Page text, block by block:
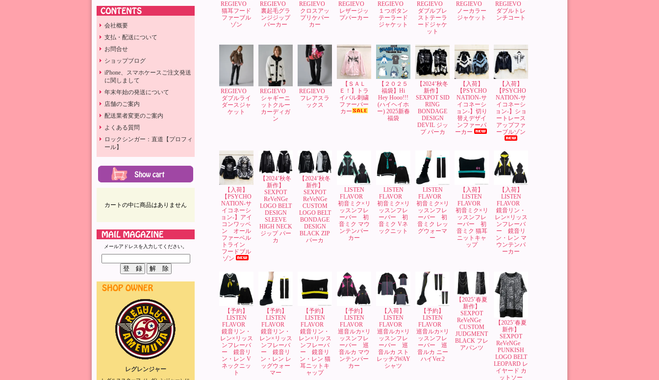
会社概要
支払・配送について
お問合せ
ショップブログ
iPhone、スマホケースご注文発送
に関しまして
年末年始の発送について
店舗のご案内
配送業者変更のご案内
よくある質問
ロックシンガー：直道【プロフィ
ール】
カートの中に商品はありません
メールアドレスを入力してください。
レグレンジャー
REGIEVO
猫耳フード
ファーブル
ゾン
REGIEVO
裏起毛グラ
ンジジップ
パーカー
REGIEVO
クロスアッ
プリケパー
カー
REGIEVO
レザージッ
プパーカー
REGIEVO
１つボタン
テーラード
ジャケット
REGIEVO
ダブルブレ
ストテーラ
ードジャケ
ット
REGIEVO
ノーカラー
ジャケット
REGIEVO
ダブルトレ
ンチコート
REGIEVO
ダブルライ
ダースジャ
ケット
REGIEVO
シャギーニ
ットクルー
カーディガ
ン
REGIEVO
フレアスラ
ックス
【ＳＡＬ
Ｅ！】トラ
イバル刺繍
ファーパー
カー
【２０２５
福袋】Hi
Hey Hooo!!!
(ハイヘイホ
ー) 2025新春
福袋
【2024’秋冬
新作】
SEXPOT SID
RING
BONDAGE
DESIGN
DEVIL ジッ
プ パーカ
【入荷】
【PSYCHO
NATION-サ
イコネーシ
ョン-】切り
替えデザイ
ンファーパ
ーカー
【入荷】
【PSYCHO
NATION-サ
イコネーシ
ョン-】ショ
ートレース
アップファ
ーブルゾン
【入荷】
【PSYCHO
NATION-サ
イコネーシ
ョン-】アイ
コンワッペ
ン オール
ファーベル
トライン
フードブル
ゾン
【2024’秋冬
新作】
SEXPOT
ReVeNGe
LOGO BELT
DESIGN
SLEEVE
HIGH NECK
ジップ パー
カ
【2024’秋冬
新作】
SEXPOT
ReVeNGe
CUSTOM
LOGO BELT
BONDAGE
DESIGN
BLACK ZIP
パーカ
LISTEN
FLAVOR
初音ミク×リ
ッスンフレ
ーバー 初
音ミク マウ
ンテンパー
カー
LISTEN
FLAVOR
初音ミク×リ
ッスンフレ
ーバー 初
音ミク Vネ
ックニット
LISTEN
FLAVOR
初音ミク×リ
ッスンフレ
ーバー 初
音ミク レッ
グウォーマ
ー
【入荷】
LISTEN
FLAVOR
初音ミク×リ
ッスンフレ
ーバー 初
音ミク 猫耳
ニットキャ
ップ
【入荷】
LISTEN
FLAVOR
鏡音リン・
レン×リッス
ンフレーバ
ー 鏡音リ
ン・レン マ
ウンテンパ
ーカー
【予約】
LISTEN
FLAVOR
鏡音リン・
レン×リッス
ンフレーバ
ー 鏡音リ
ン・レン V
ネックニッ
ト
【予約】
LISTEN
FLAVOR
鏡音リン・
レン×リッス
ンフレーバ
ー 鏡音リ
ン・レン レ
ッグウォー
マー
【予約】
LISTEN
FLAVOR
鏡音リン・
レン×リッス
ンフレーバ
ー 鏡音リ
ン・レン 猫
耳ニットキ
ャップ
【予約】
LISTEN
FLAVOR
巡音ルカ×リ
ッスンフレ
ーバー 巡
音ルカ マウ
ンテンパー
カー
【入荷】
LISTEN
FLAVOR
巡音ルカ×リ
ッスンフレ
ーバー 巡
音ルカ スト
レッチ2WAY
シャツ
【予約】
LISTEN
FLAVOR
巡音ルカ×リ
ッスンフレ
ーバー 巡
音ルカ ニー
ハイVer.2
【2025’春夏
新作】
SEXPOT
ReVeNGe
CUSTOM
JUDGMENT
BLACK フレ
アパンツ
【2025’春夏
新作】
SEXPOT
ReVeNGe
PUNKISH
LOGO BELT
LEOPARD レ
イヤード カ
ットソー